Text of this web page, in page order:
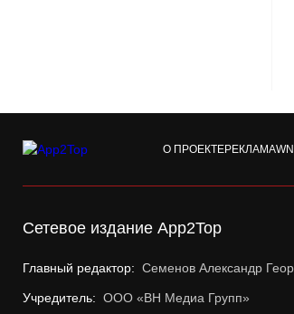
О ПРОЕКТЕРЕКЛАМА
Сетевое издание App2Top
Главный редактор: Семенов Александр
Учредитель: ООО «ВН Медиа Групп»